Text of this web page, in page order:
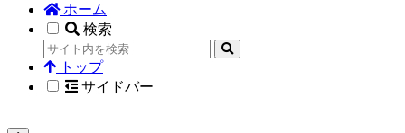
ホーム
検索
トップ
サイドバー